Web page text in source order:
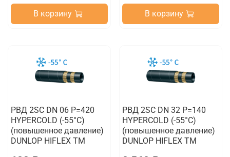
В корзину В корзину
РВД 2SC DN 06 P=420
HYPERCOLD (-55°C)
(повышенное давление)
DUNLOP HIFLEX TM
РВД 2SC DN 32 P=140
HYPERCOLD (-55°C)
(повышенное давление)
DUNLOP HIFLEX TM